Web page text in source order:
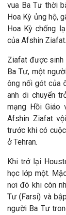
vua Ba Tư thời
Hoa Kỳ ủng hộ,
Hoa Kỳ chống
của Afshin Ziafat.
Ziafat được sinh
Ba Tư, một
ông nối gót của
anh di chuyển
mạng Hồi Giáo
Afshin Ziafat
trước khi có
ở Tehran.
Khi trở lại
học lớp một.
nơi đó khi còn
Tư (Farsi) và
người Ba Tư